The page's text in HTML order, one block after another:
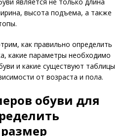
высота подъема, а также
как правильно определить
какие параметры необходимо
и какие существуют таблицы
от возраста и пола.
обуви для